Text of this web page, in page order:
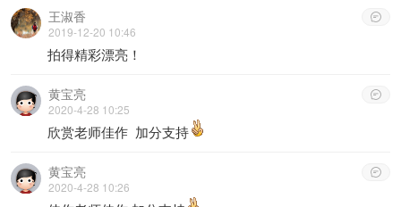

王淑香
2019-12-20 10:46
拍得精彩漂亮！

黄宝亮
2020-4-28 10:25
欣赏老师佳作 加分支持

黄宝亮
2020-4-28 10:26